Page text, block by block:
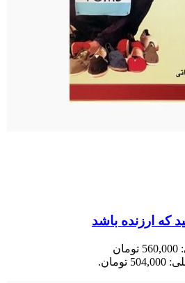
که ارزنده باشد
قیمت اصلی: 560,000 تومان